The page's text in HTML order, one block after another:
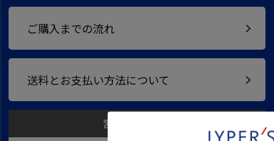
ご購入までの流れ
送料とお支払い方法について
営業カレンダー